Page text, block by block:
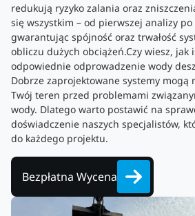
redukują ryzyko zalania oraz
się wszystkim – od pierwszej analizy
gwarantując spójność oraz trwałość
obliczu dużych obciążeń.Czy wiesz, jak
odpowiednie odprowadzenie wody
Dobrze zaprojektowane systemy mogą
Twój teren przed problemami
wody. Dlatego warto postawić na
doświadczenie naszych specjalistów,
do każdego projektu.
Bezpłatna Wycena